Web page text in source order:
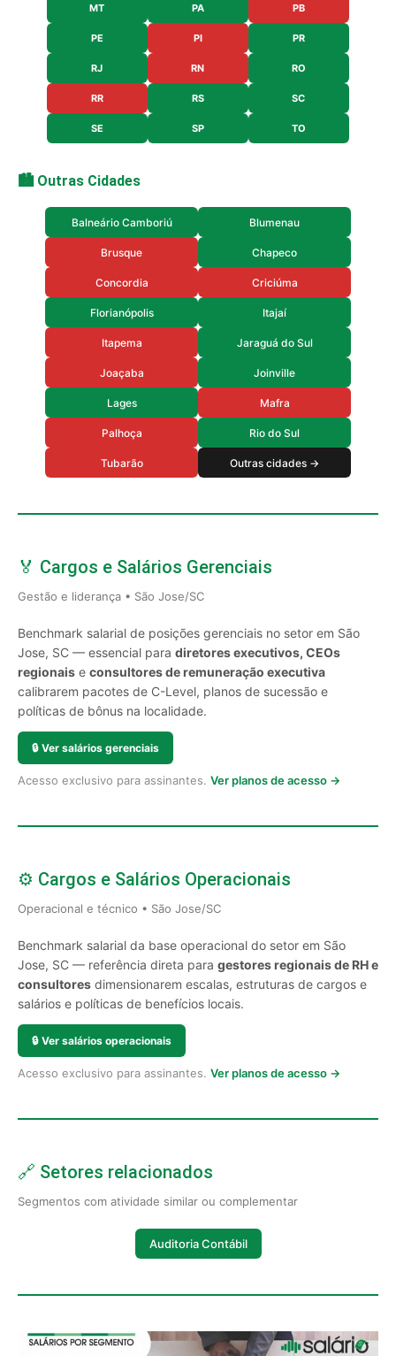
MT PA PB
PE PI PR
RJ RN RO
RR RS SC
SE SP TO
🏙️ Outras Cidades
Balneário Camboriú Blumenau
Brusque Chapeco
Concordia Criciúma
Florianópolis Itajaí
Itapema Jaraguá do Sul
Joaçaba Joinville
Lages Mafra
Palhoça Rio do Sul
Tubarão Outras cidades →
🏅 Cargos e Salários Gerenciais
Gestão e liderança • São Jose/SC
Benchmark salarial de posições gerenciais no setor em São
Jose, SC — essencial para diretores executivos, CEOs
regionais e consultores de remuneração executiva
calibrarem pacotes de C-Level, planos de sucessão e
políticas de bônus na localidade.
🔒 Ver salários gerenciais
Acesso exclusivo para assinantes. Ver planos de acesso →
⚙️ Cargos e Salários Operacionais
Operacional e técnico • São Jose/SC
Benchmark salarial da base operacional do setor em São
Jose, SC — referência direta para gestores regionais de RH e
consultores dimensionarem escalas, estruturas de cargos e
salários e políticas de benefícios locais.
🔒 Ver salários operacionais
Acesso exclusivo para assinantes. Ver planos de acesso →
🔗 Setores relacionados
Segmentos com atividade similar ou complementar
Auditoria Contábil